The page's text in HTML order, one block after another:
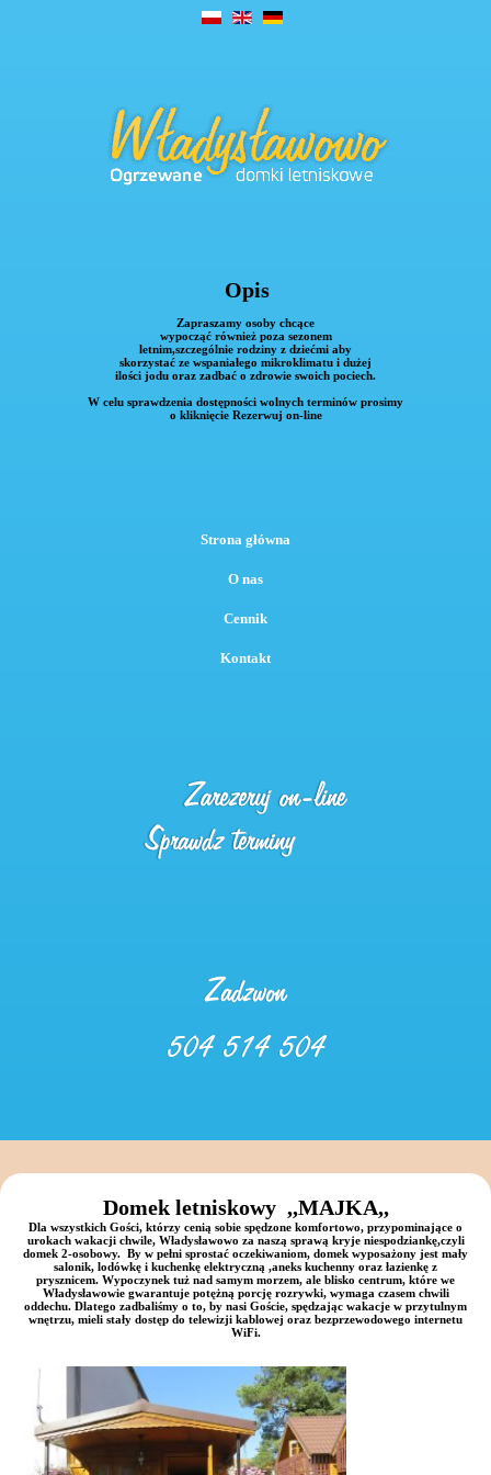
Opis
Zapraszamy osoby chcące
wypocząć również poza sezonem
letnim,szczególnie rodziny z dziećmi aby
skorzystać ze wspaniałego mikroklimatu i dużej
ilości jodu oraz zadbać o zdrowie swoich pociech.
W celu sprawdzenia dostępności wolnych terminów prosimy
o kliknięcie Rezerwuj on-line
Strona główna
O nas
Cennik
Kontakt
Domek letniskowy ,,MAJKA,,
Dla wszystkich Gości, którzy cenią sobie spędzone komfortowo, przypominające o
urokach wakacji chwile, Władysławowo za naszą sprawą kryje niespodziankę,czyli
domek 2-osobowy. By w pełni sprostać oczekiwaniom, domek wyposażony jest mały
salonik, lodówkę i kuchenkę elektryczną ,aneks kuchenny oraz łazienkę z
prysznicem. Wypoczynek tuż nad samym morzem, ale blisko centrum, które we
Władysławowie gwarantuje potężną porcję rozrywki, wymaga czasem chwili
oddechu. Dlatego zadbaliśmy o to, by nasi Goście, spędzając wakacje w przytulnym
wnętrzu, mieli stały dostęp do telewizji kablowej oraz bezprzewodowego internetu
WiFi.